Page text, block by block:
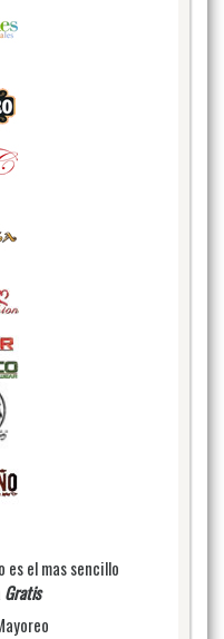
el mas sencillo
Gratis